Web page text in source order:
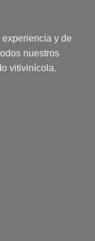
y de
nuestros
vitivinícola.